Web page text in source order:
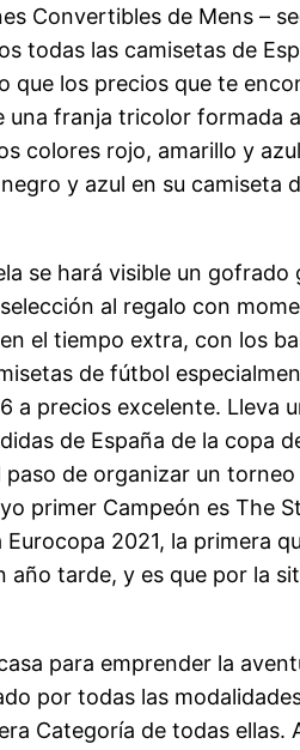
Convertibles de Mens –
todas las camisetas de
los precios que te
franja tricolor formada
colores rojo, amarillo y
y azul en su
se hará visible un
al regalo con
el tiempo extra, con los
de fútbol
a precios excelente.
de España de la copa
de organizar un
primer Campeón es The
Eurocopa 2021, la primera
tarde, y es que por la
para emprender la
por todas las
Categoría de todas